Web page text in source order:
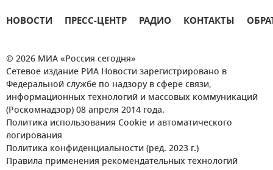
НОВОСТИ ПРЕСС-ЦЕНТР РАДИО КОНТАКТЫ
© 2026 МИА «Россия сегодня»
Сетевое издание РИА Новости зарегистрировано в
Федеральной службе по надзору в сфере связи,
информационных технологий и массовых коммуникаций
(Роскомнадзор) 08 апреля 2014 года.
Политика использования Cookie и автоматического
логирования
Политика конфиденциальности (ред. 2023 г.)
Правила применения рекомендательных технологий